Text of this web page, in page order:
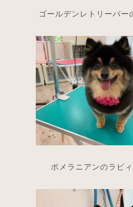
ゴールデンレトリーバー
ポメラニアンのラビ